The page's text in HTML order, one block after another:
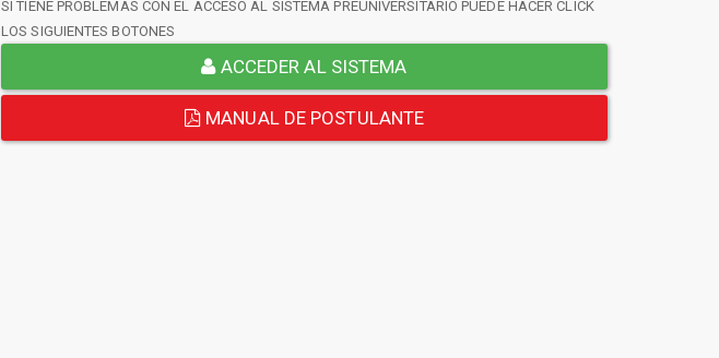
SI TIENE PROBLEMAS CON EL ACCESO AL SISTEMA PREUNIVERSITARIO PUEDE HACER CLICK
LOS SIGUIENTES BOTONES
ACCEDER AL SISTEMA
MANUAL DE POSTULANTE